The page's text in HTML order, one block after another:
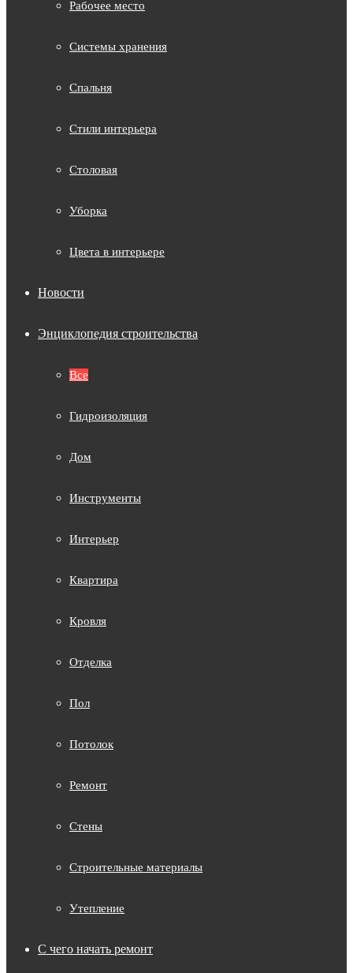
Рабочее место
Системы хранения
Спальня
Стили интерьера
Столовая
Уборка
Цвета в интерьере
Новости
Энциклопедия строительства
Все
Гидроизоляция
Дом
Инструменты
Интерьер
Квартира
Кровля
Отделка
Пол
Потолок
Ремонт
Стены
Строительные материалы
Утепление
С чего начать ремонт